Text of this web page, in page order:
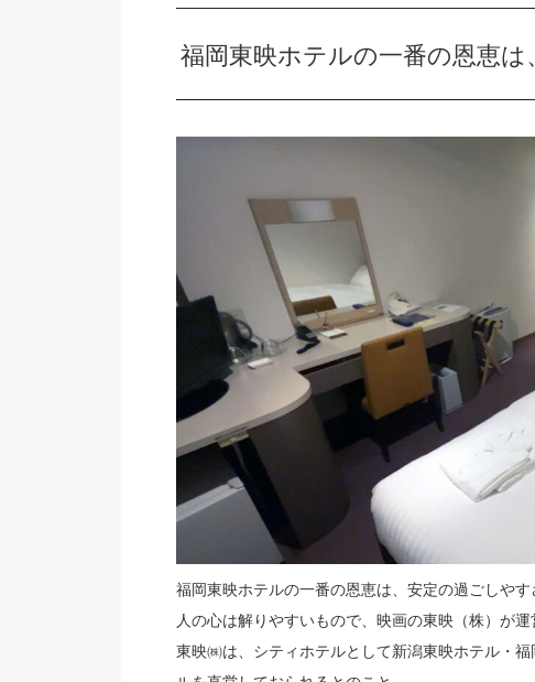
福岡東映ホテルの一番の恩恵は
福岡東映ホテルの一番の恩恵は、安定の過ごしやす
人の心は解りやすいもので、映画の東映（株）が
東映㈱は、シティホテルとして新潟東映ホテル・